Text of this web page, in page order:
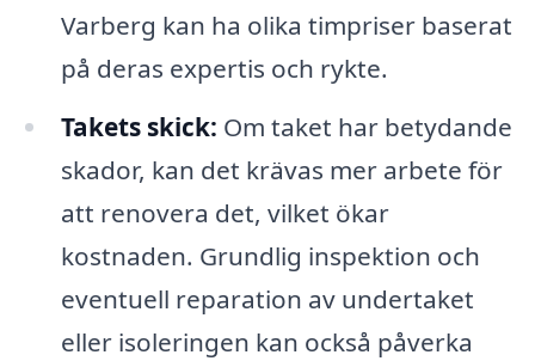
Varberg kan ha olika timpriser baserat
på deras expertis och rykte.
Takets skick: Om taket har betydande
skador, kan det krävas mer arbete för
att renovera det, vilket ökar
kostnaden. Grundlig inspektion och
eventuell reparation av undertaket
eller isoleringen kan också påverka